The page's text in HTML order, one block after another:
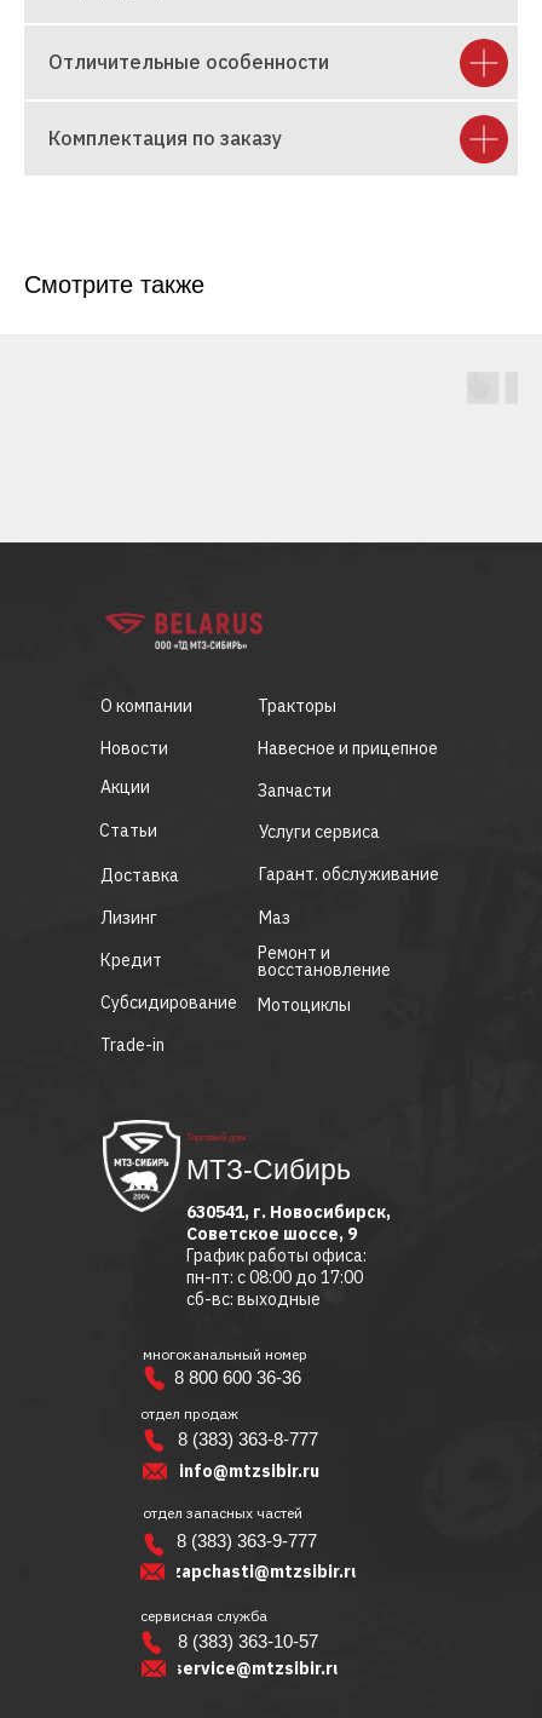
Отличительные особенности
Комплектация по заказу
Смотрите также
Торговый дом
МТЗ-Сибирь
Акции
Статьи
Новости
Trade-in
Субсидирование
Кредит
Лизинг
Ремонт и
восстановление
Гарант. обслуживание
Услуги сервиса
Доставка
Мотоциклы
Маз
Запчасти
Навесное и прицепное
Тракторы
О компании
630541, г. Новосибирск,
Советское шоссе, 9
График работы офиса:
пн-пт: с 08:00 до 17:00
сб-вс: выходные
service@mtzsibir.ru
zapchasti@mtzsibir.ru
отдел запасных частей
сервисная служба
info@mtzsibir.ru
8 (383) 363-10-57
отдел продаж
многоканальный номер
8 800 600 36-36
8 (383) 363-9-777
8 (383) 363-8-777